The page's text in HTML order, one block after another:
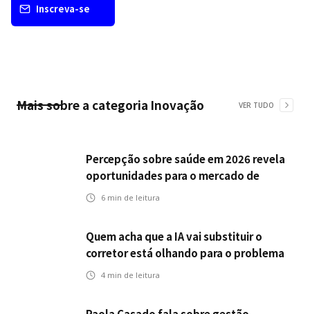
Inscreva-se
Mais sobre a categoria Inovação VER TUDO
Percepção sobre saúde em 2026 revela
oportunidades para o mercado de
seguros ampliar cobertura e prevenção
6 min de leitura
Quem acha que a IA vai substituir o
corretor está olhando para o problema
errado
4 min de leitura